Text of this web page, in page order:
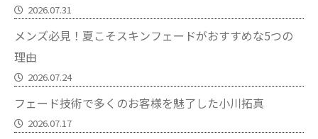
2026.07.31
メンズ必見！夏こそスキンフェードがおすすめな5つの
理由
2026.07.24
フェード技術で多くのお客様を魅了した小川拓真
2026.07.17